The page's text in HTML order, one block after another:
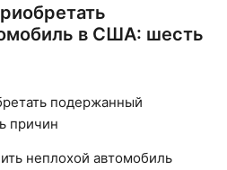
в США: шесть
неплохой автомобиль